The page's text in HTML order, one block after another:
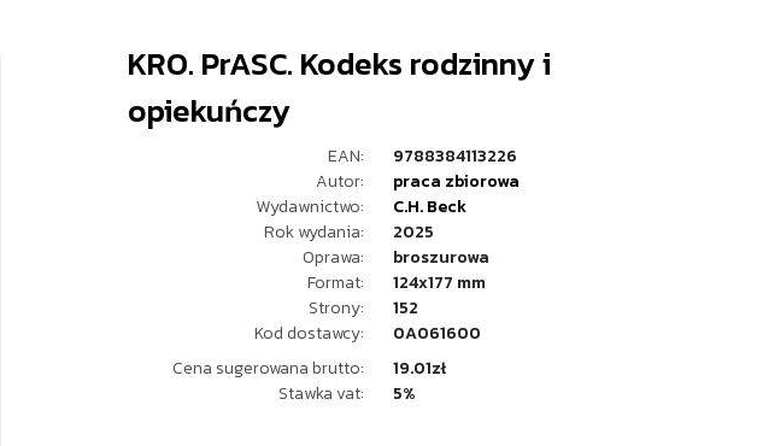
KRO. PrASC. Kodeks rodzinny i
opiekuńczy
EAN:
9788384113226
Autor:
praca zbiorowa
Wydawnictwo:
C.H. Beck
Rok wydania:
2025
Oprawa:
broszurowa
Format:
124x177 mm
Strony:
152
Kod dostawcy:
0A061600
Cena sugerowana brutto:
19.01zł
Stawka vat:
5%